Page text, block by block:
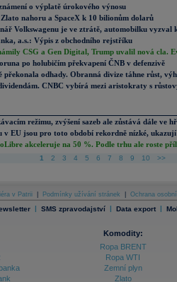
o výplatě úrokového výnosu
nahoru a SpaceX k 10 bilionům dolarů
Volkswagenu je ve ztrátě, automobilku vyzval
a.s.: Výpis z obchodního rejstříku
CSG a Gen Digital, Trump uvalil nová cla.
po holubičím překvapení ČNB v defenzivě
překonala odhady. Obranná divize táhne růst,
CNBC vybírá mezi aristokraty s
režimu, zvýšení sazeb ale zůstává dále ve
v EU jsou pro toto období rekordně nízké,
akceleruje na 50 %. Podle trhu ale roste
1 2 3 4 5 6 7 8 9 10 >>
v Patrii Podmínky užívání stránek Ochrana
| SMS zpravodajství | Data export |
Komodity:
Ropa BRENT
Ropa WTI
Zemní plyn
Zlato